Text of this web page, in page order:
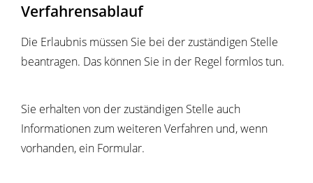
Verfahrensablauf
Die Erlaubnis müssen Sie bei der zuständigen Stelle
beantragen. Das können Sie in der Regel formlos tun.
Sie erhalten von der zuständigen Stelle auch
Informationen zum weiteren Verfahren und, wenn
vorhanden, ein Formular.